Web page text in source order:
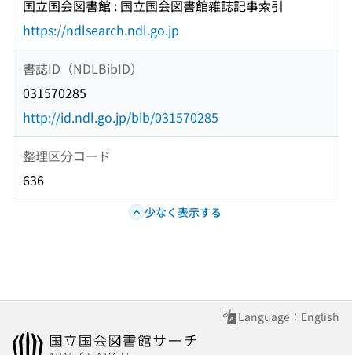
国立国会図書館 : 国立国会図書館雑誌記事索引
https://ndlsearch.ndl.go.jp
書誌ID（NDLBibID）
031570285
http://id.ndl.go.jp/bib/031570285
整理区分コード
636
少なく表示する
Language：English